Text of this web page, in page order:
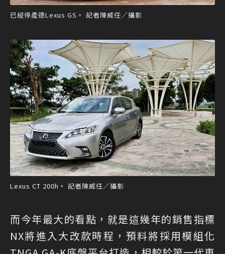
已經停產德Lexus GS。 記者陳威任／攝影
Lexus CT 200h。 記者陳威任／攝影
而今年最大的看點，就是這幾年的銷售指標
NX將進入大改款時程，預料將採用模組化